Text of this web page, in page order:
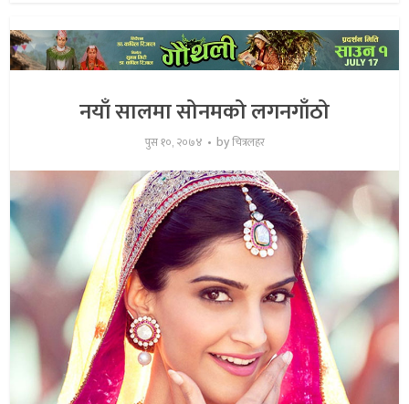
नयाँ सालमा सोनमको लगनगाँठो
पुस १०, २०७४ byचित्रलहर